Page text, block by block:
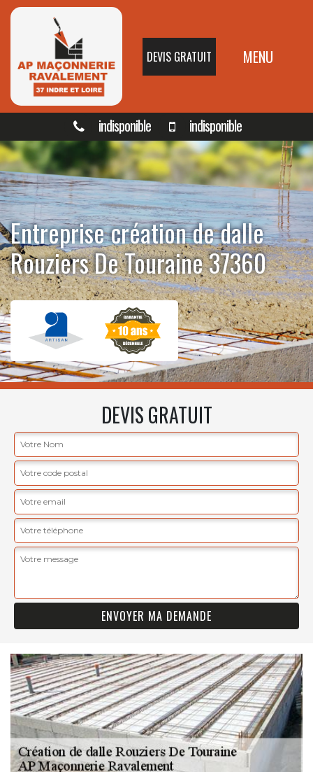
DEVIS GRATUIT MENU
indisponible indisponible
Entreprise création de dalle
Rouziers De Touraine 37360
DEVIS GRATUIT